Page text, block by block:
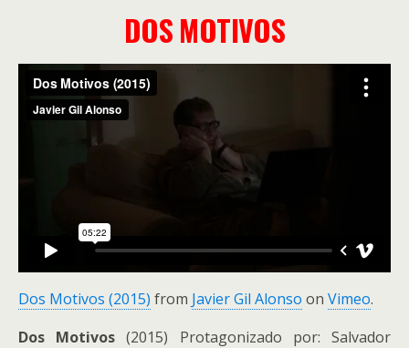
DOS MOTIVOS
Dos Motivos (2015) from Javier Gil Alonso on Vimeo.
Dos Motivos (2015) Protagonizado por: Salvador